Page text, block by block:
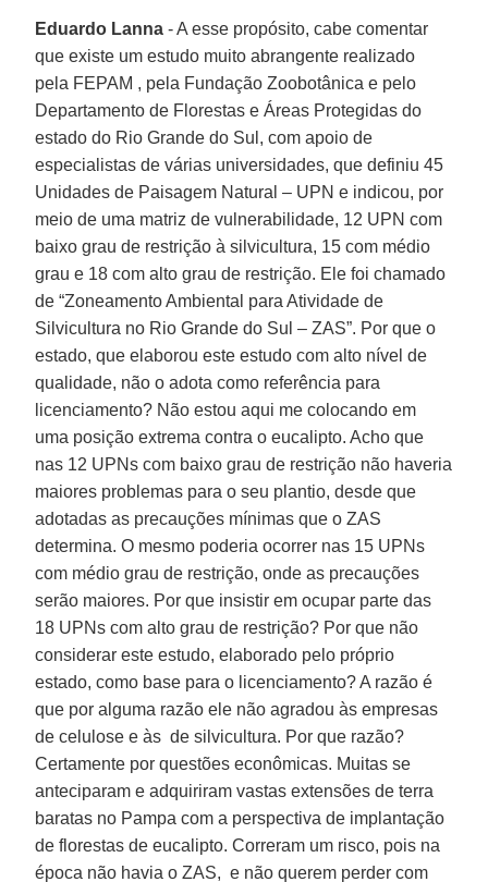
Eduardo Lanna- A esse propósito, cabe comentar
que existe um estudo muito abrangente realizado
pela FEPAM , pela Fundação Zoobotânica e pelo
Departamento de Florestas e Áreas Protegidas do
estado do Rio Grande do Sul, com apoio de
especialistas de várias universidades, que definiu 45
Unidades de Paisagem Natural – UPN e indicou, por
meio de uma matriz de vulnerabilidade, 12 UPN com
baixo grau de restrição à silvicultura, 15 com médio
grau e 18 com alto grau de restrição. Ele foi chamado
de “Zoneamento Ambiental para Atividade de
Silvicultura no Rio Grande do Sul – ZAS”. Por que o
estado, que elaborou este estudo com alto nível de
qualidade, não o adota como referência para
licenciamento? Não estou aqui me colocando em
uma posição extrema contra o eucalipto. Acho que
nas 12 UPNs com baixo grau de restrição não haveria
maiores problemas para o seu plantio, desde que
adotadas as precauções mínimas que o ZAS
determina. O mesmo poderia ocorrer nas 15 UPNs
com médio grau de restrição, onde as precauções
serão maiores. Por que insistir em ocupar parte das
18 UPNs com alto grau de restrição? Por que não
considerar este estudo, elaborado pelo próprio
estado, como base para o licenciamento? A razão é
que por alguma razão ele não agradou às empresas
de celulose e às de silvicultura. Por que razão?
Certamente por questões econômicas. Muitas se
anteciparam e adquiriram vastas extensões de terra
baratas no Pampa com a perspectiva de implantação
de florestas de eucalipto. Correram um risco, pois na
época não havia o ZAS, e não querem perder com